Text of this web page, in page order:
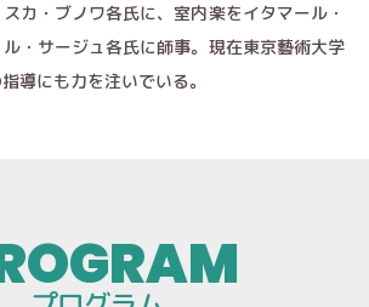
カ・ブノワ各氏に、室内楽をイタマール・
・サージュ各氏に師事。現在東京藝術大学
導にも力を注いでいる。